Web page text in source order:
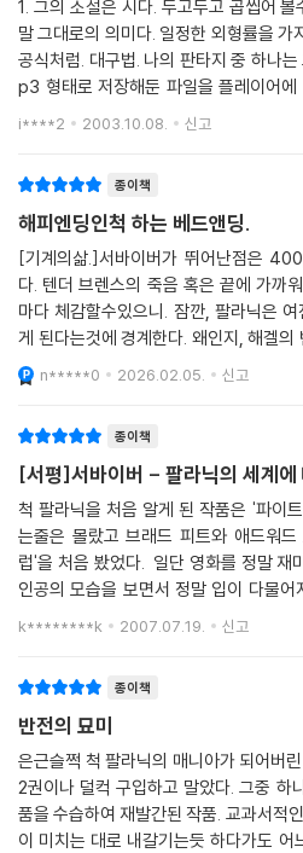
--- 역자 서문 중에서
1. 그의 소설은 시다. 두고두고 곱씹어
말 그대로의 의미다. 일정한 외형률을 가
공식처럼. 대구법. 나의 판타지 중 하나
p3 형태로 저장해둔 파일을 플레이어
하는 것. 시가 죽어버린 세상에서 그는 소
i****2 2003.10.08. 신고
종이책
해피엔딩인척 하는 베드앤딩.
[기계의삶.]서바이버가 뛰어난점은
다. 텐더 브렌스의 죽음 혹은 끝에 가까
마다 체감할수있으니. 잠깐, 팔라닉은
게 된다는것에 경계한다. 왜인지, 해겔의
노예는 주인의 명령에 따라 일을 수행하
주인은 노동의 기술도
n*****0 2026.02.05. 신고
종이책
[서평]서바이버 - 팔라닉의 세계에
척 팔라닉을 처음 알게 된 작품은 '파이
는줄은 몰랐고 브래드 피트와 애드워
럽'을 처음 봤었다. 일단 영화를 정말 재
인공의 모습을 보면서 정말 입이 다물
럽' 소설 원작이 있다는 것을 알게 되었
k********k 2007.07.19. 신고
종이책
반전의 묘미
은근슬쩍 척 팔라닉의 매니아가 되어버
2권이나 덜컥 구입하고 말았다. 그중 하
품을 수습하여 재발간된 작품. 교과서적
이 미치는 대로 내갈기는듯 하다가도 어